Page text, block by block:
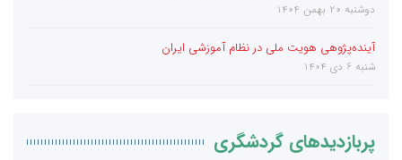
دوشنبه 20 بهمن 1404
آینده‌پژوهی هویت ملی در نظام آموزشی ایران
شنبه 6 دی 1404
پربازدیدهای گردشگری